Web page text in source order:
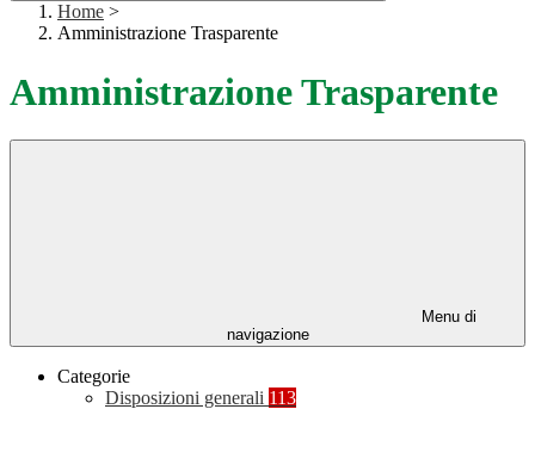
Home >
Amministrazione Trasparente
Amministrazione Trasparente
Menu di
navigazione
Categorie
Disposizioni generali 113